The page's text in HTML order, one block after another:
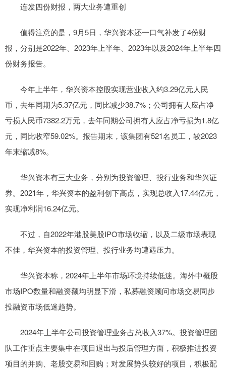
连发四份财报，两大业务遭重创
值得注意的是，9月5日，华兴资本还一口气补发了4份财
报，分别是2022年、2023年上半年、2023年以及2024年上半年四
份财务报告。
今年上半年，华兴资本控股实现营业收入约3.29亿元人民
币，去年同期为5.37亿元，同比减少38.7%；公司拥有人应占净
亏损人民币7382.2万元，去年同期公司拥有人应占净亏损为1.8亿
元，同比收窄59.02%。报告期末，该集团有521名员工，较2023
年末缩减8%。
华兴资本有三大业务，分别为投资管理、投行业务和华兴证
券。2021年，华兴资本的盈利创下高点，实现总收入17.44亿元，
实现净利润16.24亿元。
不过，自2022年港股美股IPO市场收缩，以及二级市场表现
不佳，华兴资本的投资管理、投行业务均遭遇压力。
华兴资本称，2024年上半年市场环境持续低迷。海外中概股
市场IPO数量和融资额均明显下滑，私募融资顾问市场交易同步
投融资市场低迷趋势。
2024年上半年公司投资管理业务占总收入37%。投资管理团
队工作重点主要集中在项目退出与投后管理方面，积极推进投资
项目的并购、老股交易和回购；对发展势头较好的项目，积极配